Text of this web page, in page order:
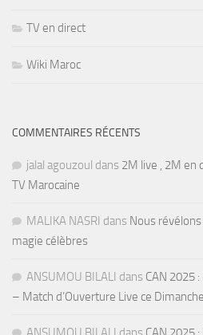
TV en direct
Wiki Maroc
COMMENTAIRES RÉCENTS
jalal agouzoul dans 2M live , 2M en
TV Marocaine
MALIKA NASRI dans Nous
magie célèbres
ANSUMOU BILALI dans CAN 2025
– Match d’Ouverture Live ce Dimanche